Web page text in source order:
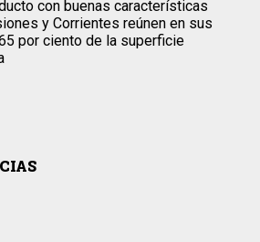
con buenas características
y Corrientes reúnen en sus
por ciento de la superficie